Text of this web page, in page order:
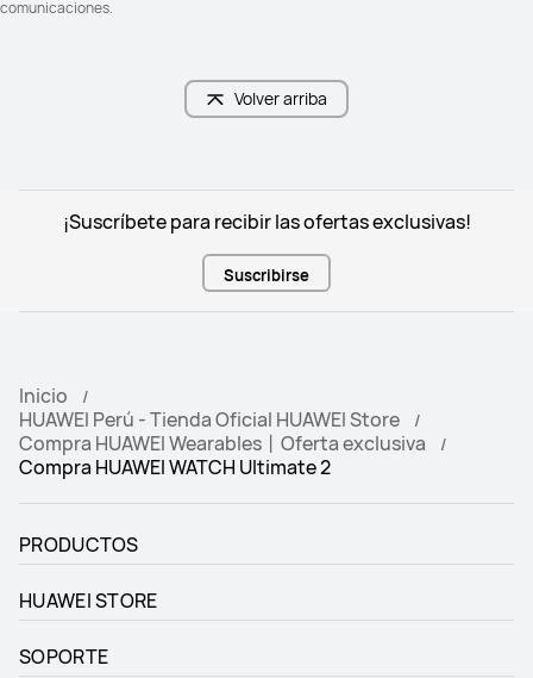
comunicaciones.
Volver arriba
¡Suscríbete para recibir las ofertas exclusivas!
Suscribirse
Inicio
HUAWEI Perú - Tienda Oficial HUAWEI Store
Compra HUAWEI Wearables丨Oferta exclusiva
Compra HUAWEI WATCH Ultimate 2
PRODUCTOS
HUAWEI STORE
SOPORTE